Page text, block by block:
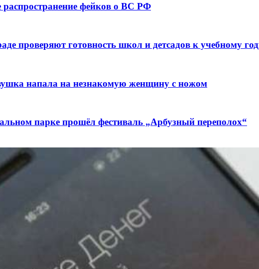
распространение фейков о ВС РФ
проверяют готовность школ и детсадов к учебному
напала на незнакомую женщину с ножом
парке прошёл фестиваль „Арбузный переполох“
заключены контракты на 3,6 млн долларов